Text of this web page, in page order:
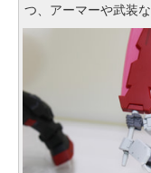
つ、アーマーや武装